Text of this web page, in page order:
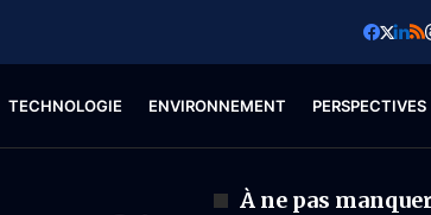
TECHNOLOGIE ENVIRONNEMENT PERSPECTIVES
À ne pas